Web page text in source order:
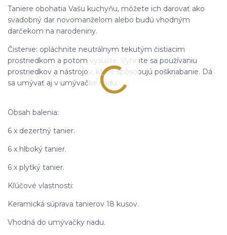
Taniere obohatia Vašu kuchyňu, môžete ich darovať ako
svadobný dar novomanželom alebo budú vhodným
darčekom na narodeniny.
Čistenie: opláchnite neutrálnym tekutým čistiacim
prostriedkom a potom vysušte. Vyhnite sa používaniu
prostriedkov a nástrojov, ktoré spôsobujú poškriabanie. Dá
sa umývať aj v umývačke riadu.
Obsah balenia:
6 x dezertný tanier.
6 x hlboký tanier.
6 x plytký tanier.
Kľúčové vlastnosti:
Keramická súprava tanierov 18 kusov.
Vhodná do umývačky riadu.